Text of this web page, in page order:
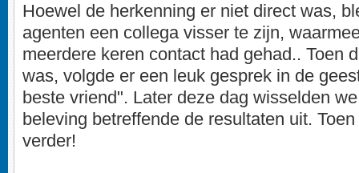
Hoewel de herkenning er niet direct was,
agenten een collega visser te zijn,
meerdere keren contact had gehad.. Toen
was, volgde er een leuk gesprek in de
beste vriend". Later deze dag wisselden
beleving betreffende de resultaten uit.
verder!